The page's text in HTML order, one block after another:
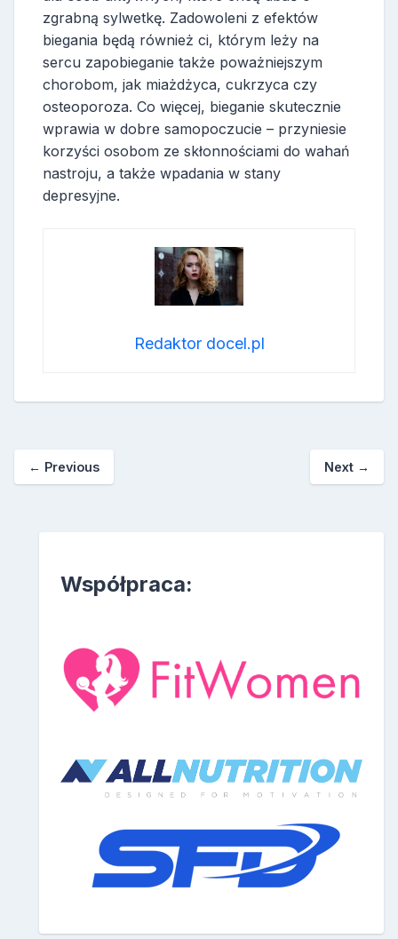
zgrabną sylwetkę. Zadowoleni z efektów
biegania będą również ci, którym leży na
sercu zapobieganie także poważniejszym
chorobom, jak miażdżyca, cukrzyca czy
osteoporoza. Co więcej, bieganie skutecznie
wprawia w dobre samopoczucie – przyniesie
korzyści osobom ze skłonnościami do wahań
nastroju, a także wpadania w stany
depresyjne.
Redaktor docel.pl
← Previous Next →
Współpraca: